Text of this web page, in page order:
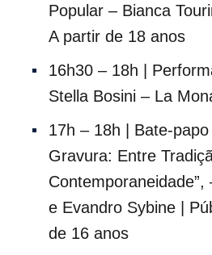
Popular – Bianca
A partir de 18 anos
16h30 – 18h |
Stella Bosini – La
17h – 18h | Bate-
Gravura: Entre
e Evandro Sybine |
de 16 anos